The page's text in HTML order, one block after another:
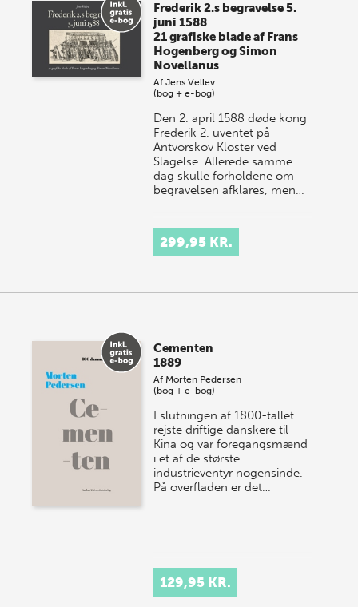
Frederik 2.s begravelse 5.
juni 1588
21 grafiske blade af Frans
Hogenberg og Simon
Novellanus
AfJens Vellev
(bog + e-bog)
Den 2. april 1588 døde kong
Frederik 2. uventet på
Antvorskov Kloster ved
Slagelse. Allerede samme
dag skulle forholdene om
begravelsen afklares, men…
299,95 KR.
Cementen
1889
Af Morten Pedersen
(bog + e-bog)
I slutningen af 1800-tallet
rejste driftige danskere til
Kina og var foregangsmænd
i et af de største
industrieventyr nogensinde.
På overfladen er det…
129,95 KR.